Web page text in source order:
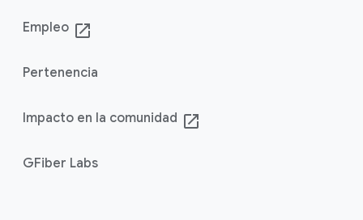
Empleo launch
Pertenencia
Impacto en la comunidad launch
GFiber Labs